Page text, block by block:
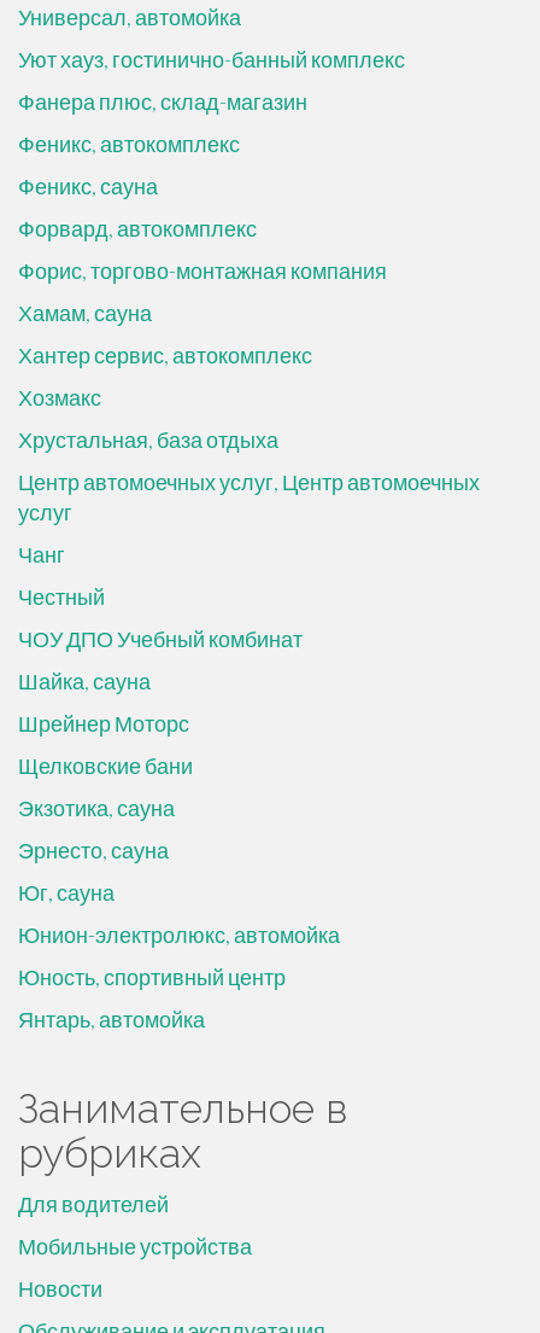
Универсал, автомойка
Уют хауз, гостинично-банный комплекс
Фанера плюс, склад-магазин
Феникс, автокомплекс
Феникс, сауна
Форвард, автокомплекс
Форис, торгово-монтажная компания
Хамам, сауна
Хантер сервис, автокомплекс
Хозмакс
Хрустальная, база отдыха
Центр автомоечных услуг, Центр автомоечных
услуг
Чанг
Честный
ЧОУ ДПО Учебный комбинат
Шайка, сауна
Шрейнер Моторс
Щелковские бани
Экзотика, сауна
Эрнесто, сауна
Юг, сауна
Юнион-электролюкс, автомойка
Юность, спортивный центр
Янтарь, автомойка
Занимательное в
рубриках
Для водителей
Мобильные устройства
Новости